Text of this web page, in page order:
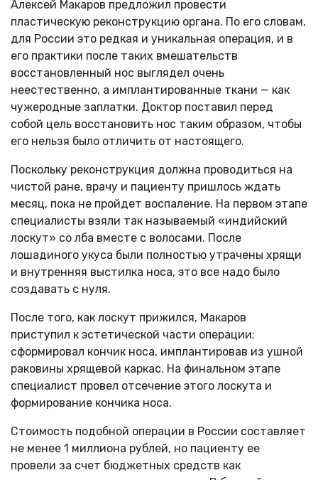
Алексей Макаров предложил провести
пластическую реконструкцию органа. По его словам,
для России это редкая и уникальная операция, и в
его практики после таких вмешательств
восстановленный нос выглядел очень
неестественно, а имплантированные ткани — как
чужеродные заплатки. Доктор поставил перед
собой цель восстановить нос таким образом, чтобы
его нельзя было отличить от настоящего.
Поскольку реконструкция должна проводиться на
чистой ране, врачу и пациенту пришлось ждать
месяц, пока не пройдет воспаление. На первом этапе
специалисты взяли так называемый «индийский
лоскут» со лба вместе с волосами. После
лошадиного укуса были полностью утрачены хрящи
и внутренняя выстилка носа, это все надо было
создавать с нуля.
После того, как лоскут прижился, Макаров
приступил к эстетической части операции:
сформировал кончик носа, имплантировав из ушной
раковины хрящевой каркас. На финальном этапе
специалист провел отсечение этого лоскута и
формирование кончика носа.
Стоимость подобной операции в России составляет
не менее 1 миллиона рублей, но пациенту ее
провели за счет бюджетных средств как